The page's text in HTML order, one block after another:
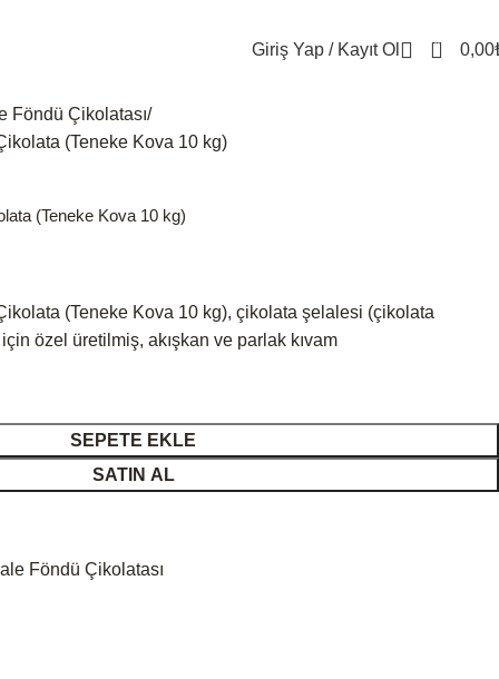
Giriş Yap / Kayıt Ol 0 0,00
Föndü Çikolatası
(Teneke Kova 10 kg)
(Teneke Kova 10 kg)
(Teneke Kova 10 kg), çikolata şelalesi (çikolata
özel üretilmiş, akışkan ve parlak kıvam
SEPETE EKLE
SATIN AL
Föndü Çikolatası